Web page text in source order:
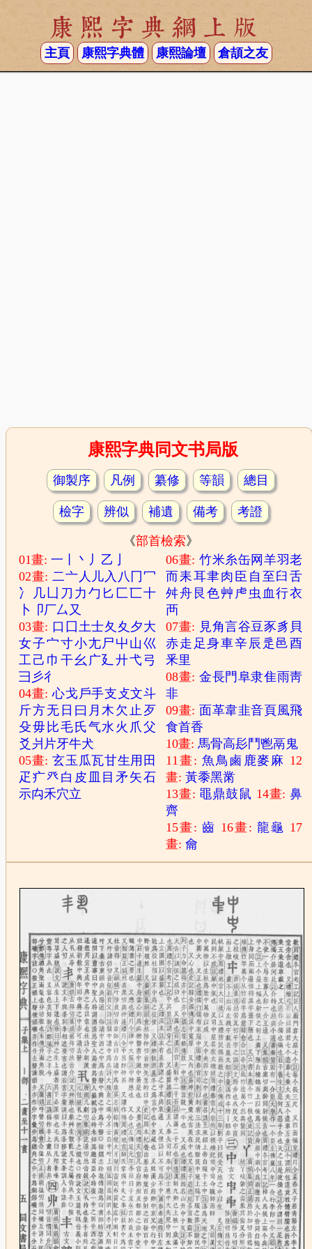
康熙字典網上版
主頁 康熙字典體 康熙論壇 倉頡之友
康熙字典同文书局版
御製序 凡例 纂修 等韻 總目
檢字 辨似 補遺 備考 考證
《部首檢索》
01畫:一 丶 丿 乙
02畫:二亠 人 儿入 八 冂冖
冫
几 凵 刀 力 勹 匕 匚匸十
卜
卩厂厶 又
03畫: 口 囗 土士夂 夊 夕大
女子宀寸小尢尸 屮 山巛
工 己 巾 干幺 广廴廾弋弓
彐 彡彳
04畫:心戈 戶手支 攴文斗
斤方无 日 曰 月木 欠止 歹
殳毋 比毛 氏气水 火 爪父
爻 爿 片牙牛犬
05畫:玄玉 瓜瓦甘生用 田
疋 疒癶 白 皮 目矛 矢石
示禸禾穴立
06畫: 竹米糸缶网 羊羽老
而耒耳聿肉 臣 自 至 臼舌
舛舟 艮色艸 虍 虫 血行衣
襾
07畫: 見角言谷豆豕豸 貝
赤走 足身車辛辰 辵 邑酉
釆里
08畫: 金長門 阜隶隹雨靑
非
09畫: 面革韋韭音頁風飛
食首香
10畫:馬骨高髟 鬥鬯鬲 鬼
11畫: 魚鳥 鹵 鹿麥 麻 12
畫:黃黍黑黹
13畫: 黽鼎鼓鼠 14畫:鼻
齊
15畫:齒 16畫:龍龜 17
畫:龠